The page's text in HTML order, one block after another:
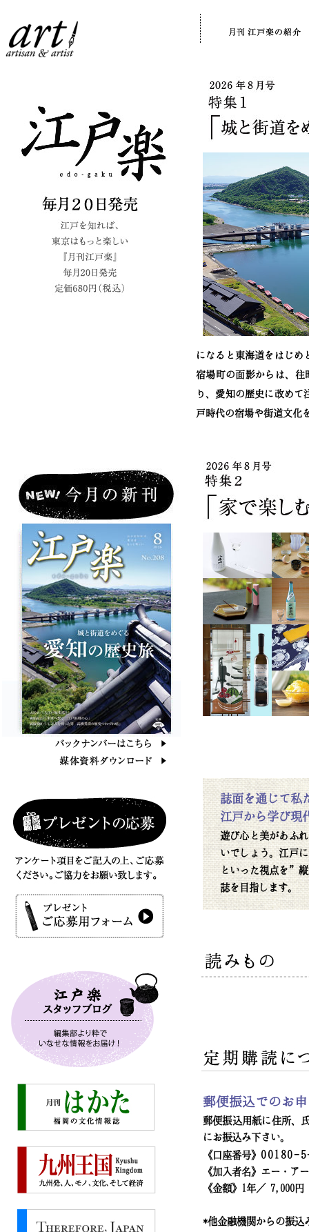
になると東海道をはじめ
宿場町の面影からは、
り、愛知の歴史に改め
戸時代の宿場や街道文化
誌面を通じて私
江戸から学び現
遊び心と美があふ
いでしょう。江戸
といった視点を”
誌を目指します。
郵便振込でのお
郵便振込用紙に住所、
にお振込み下さい。
《口座番号》 00180-
《加入者名》エー・ア
《金額》1年／ 7,000円
*他金融機関からの振込